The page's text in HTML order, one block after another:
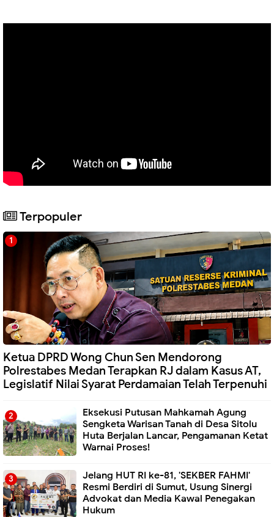
Terpopuler
Ketua DPRD Wong Chun Sen Mendorong
Polrestabes Medan Terapkan RJ dalam Kasus AT,
Legislatif Nilai Syarat Perdamaian Telah Terpenuhi
Eksekusi Putusan Mahkamah Agung
Sengketa Warisan Tanah di Desa Sitolu
Huta Berjalan Lancar, Pengamanan Ketat
Warnai Proses!
Jelang HUT RI ke-81, 'SEKBER FAHMI'
Resmi Berdiri di Sumut, Usung Sinergi
Advokat dan Media Kawal Penegakan
Hukum